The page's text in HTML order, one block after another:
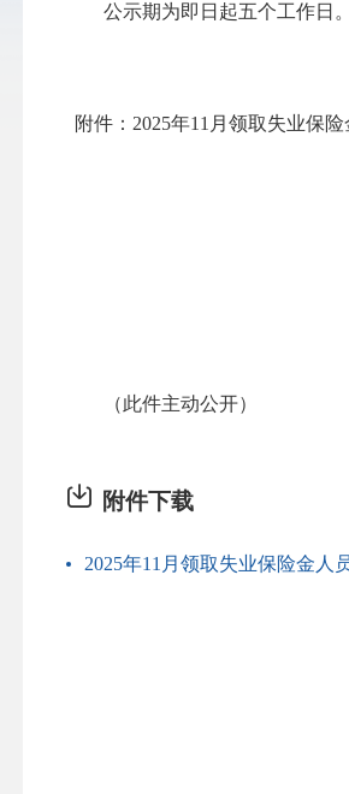
公示期为即日起五个工作日。
附件：2025年11月领取失业保
（此件主动公开）
附件下载
2025年11月领取失业保险金人